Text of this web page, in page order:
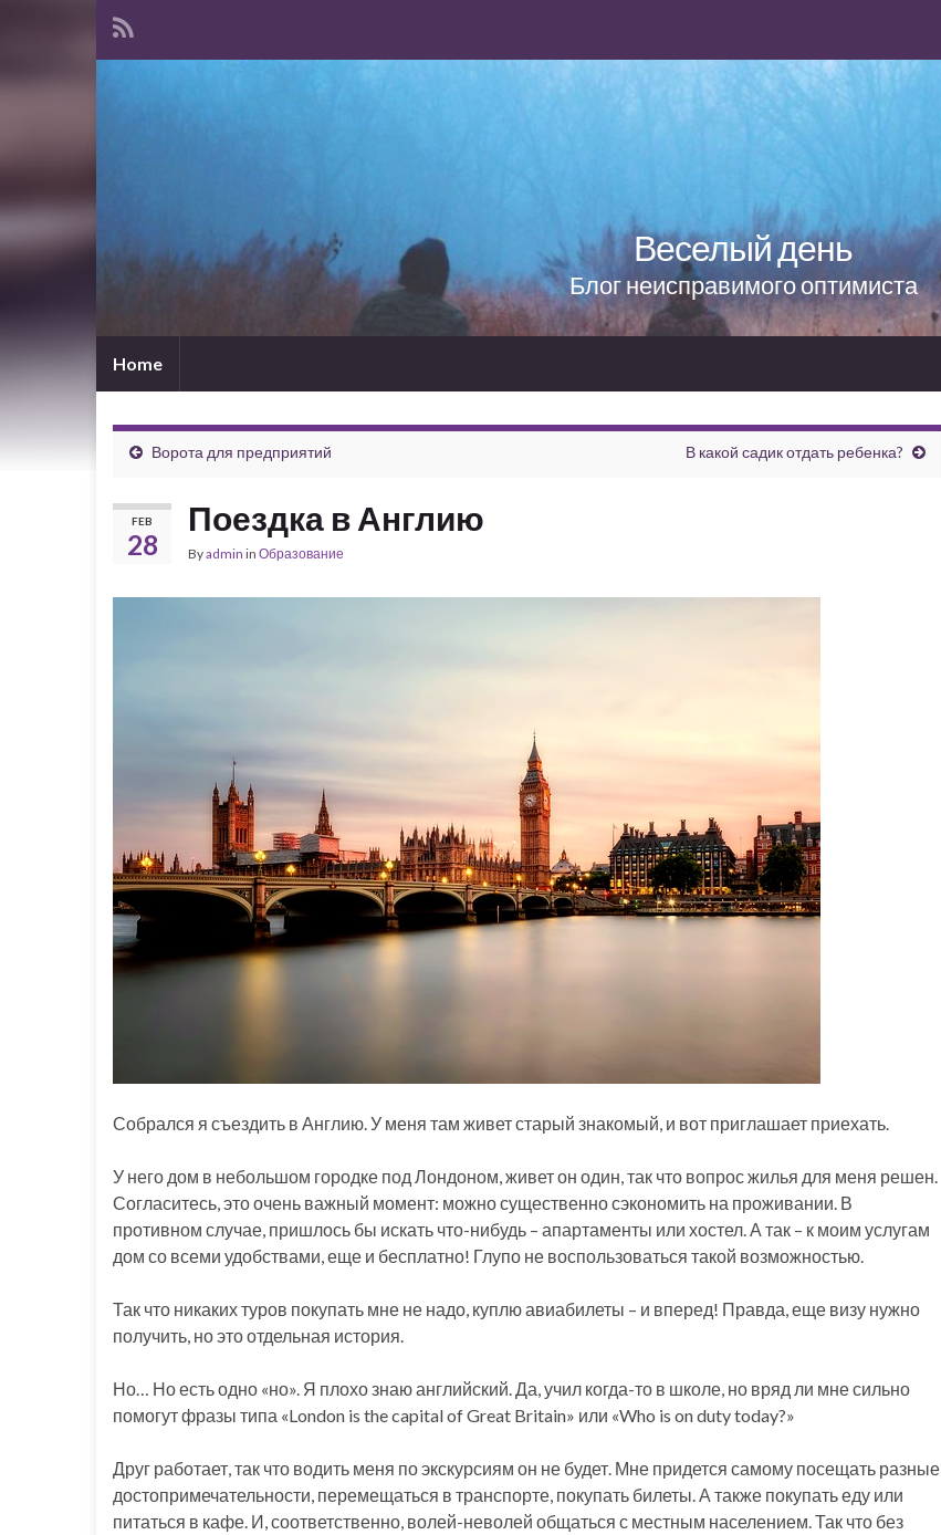
Веселый день
Блог неисправимого оптимиста
Home
Ворота для предприятий В какой садик отдать ребенка?
FEB
28
Поездка в Англию
Byadmin in Образование
Собрался я съездить в Англию. У меня там живет старый знакомый, и вот приглашает приехать.
У него дом в небольшом городке под Лондоном, живет он один, так что вопрос жилья для меня решен.
Согласитесь, это очень важный момент: можно существенно сэкономить на проживании. В
противном случае, пришлось бы искать что-нибудь – апартаменты или хостел. А так – к моим услугам
дом со всеми удобствами, еще и бесплатно! Глупо не воспользоваться такой возможностью.
Так что никаких туров покупать мне не надо, куплю авиабилеты – и вперед! Правда, еще визу нужно
получить, но это отдельная история.
Но… Но есть одно «но». Я плохо знаю английский. Да, учил когда-то в школе, но вряд ли мне сильно
помогут фразы типа «London is the capital of Great Britain» или «Who is on duty today?»
Друг работает, так что водить меня по экскурсиям он не будет. Мне придется самому посещать разные
достопримечательности, перемещаться в транспорте, покупать билеты. А также покупать еду или
питаться в кафе. И, соответственно, волей-неволей общаться с местным населением. Так что без